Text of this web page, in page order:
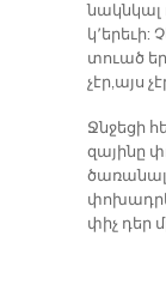
նակն­կալ
տուած
չէր,այս
Ջնջե­ցի
զա­յի­նը
փիչ դեր